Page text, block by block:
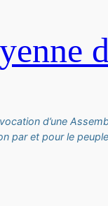
d’une
par et pour le